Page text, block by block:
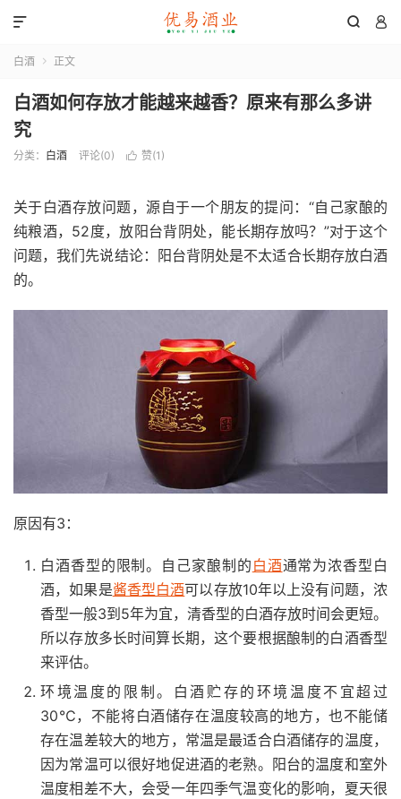
 

白酒  正文
白酒如何存放才能越来越香？原来有那么多讲
究
分类： 白酒 评论(0)  赞(1 )
关于白酒存放问题，源自于一个朋友的提问：“自己家酿的
纯粮酒，52度，放阳台背阴处，能长期存放吗？”对于这个
问题，我们先说结论：阳台背阴处是不太适合长期存放白酒
的。
原因有3：
白酒香型的限制。自己家酿制的 白酒通常为浓香型白
酒，如果是酱香型白酒可以存放10年以上没有问题，浓
香型一般3到5年为宜，清香型的白酒存放时间会更短。
所以存放多长时间算长期，这个要根据酿制的白酒香型
来评估。
环境温度的限制。白酒贮存的环境温度不宜超过
30℃，不能将白酒储存在温度较高的地方，也不能储
存在温差较大的地方，常温是最适合白酒储存的温度，
因为常温可以很好地促进酒的老熟。阳台的温度和室外
温度相差不大，会受一年四季气温变化的影响，夏天很